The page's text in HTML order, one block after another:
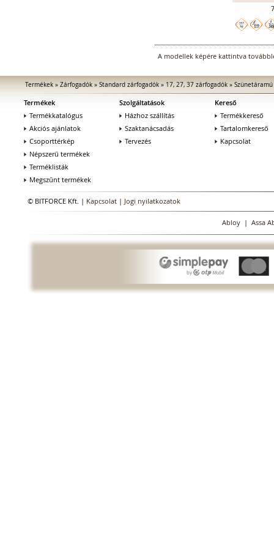
A modellek képére kattintva
Termékek» Zárfogadók» Standard zárfogadók» 17, 27, 37 zárfogadók»
Termékek
Termékkatalógus
Akciós ajánlatok
Csoporttérkép
Népszerű termékek
Terméklisták
Megszűnt termékek
Szolgáltatások
Házhoz szállítás
Szaktanácsadás
Tervezés
Kereső
Termékkereső
Tartalomkereső
Kapcsolat
© BITFORCE Kft. | Kapcsolat | Jogi nyilatkozatok
Abloy| Assa